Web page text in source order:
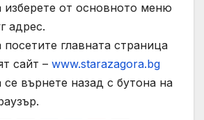
от основното меню
адрес.
главната страница
сайт – www.starazagora.bg
върнете назад с бутона на